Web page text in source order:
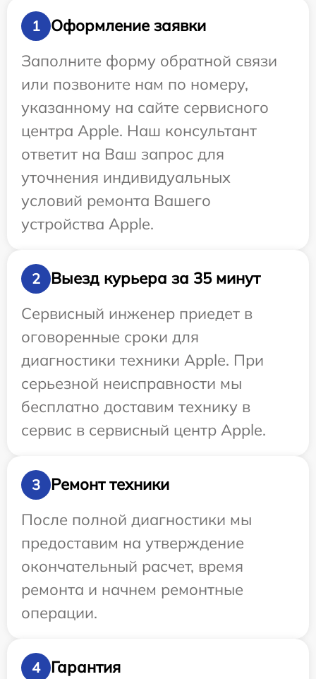
1
Оформление заявки
Заполните форму обратной связи
или позвоните нам по номеру,
указанному на сайте сервисного
центра Apple. Наш консультант
ответит на Ваш запрос для
уточнения индивидуальных
условий ремонта Вашего
устройства Apple.
2
Выезд курьера за 35 минут
Сервисный инженер приедет в
оговоренные сроки для
диагностики техники Apple. При
серьезной неисправности мы
бесплатно доставим технику в
сервис в сервисный центр Apple.
3
Ремонт техники
После полной диагностики мы
предоставим на утверждение
окончательный расчет, время
ремонта и начнем ремонтные
операции.
4 Гарантия